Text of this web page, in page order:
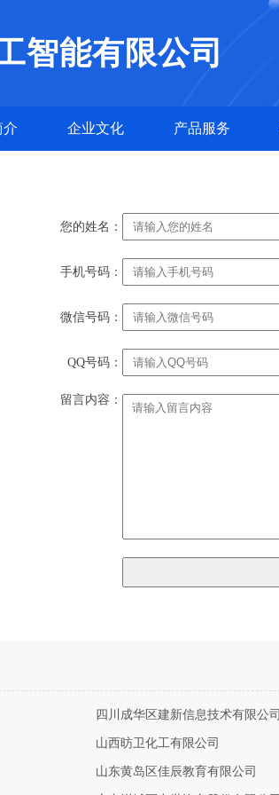
智能有限公司
介 企业文化 产品服务
您的姓名：
手机号码：
微信号码：
QQ号码：
留言内容：
四川成华区建新信息技术有限公司
山西昉卫化工有限公司
山东黄岛区佳辰教育有限公司